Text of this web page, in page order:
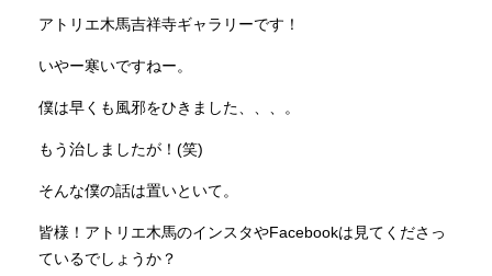
INFORMATION
MOKUBA CHANNEL
よくあるご質問
お問い合わせ
アトリエ木馬吉祥寺ギャラリーです！
いやー寒いですねー。
僕は早くも風邪をひきました、、、。
もう治しましたが！(笑)
そんな僕の話は置いといて。
皆様！アトリエ木馬のインスタやFacebookは見てくださっ
ているでしょうか？